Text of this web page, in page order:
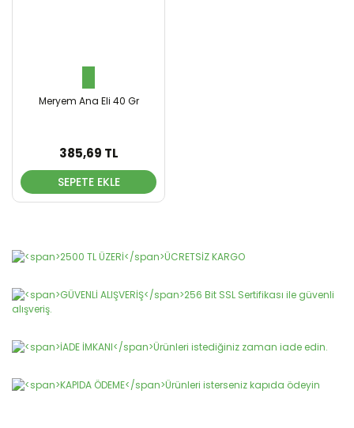
Meryem Ana Eli 40 Gr
385,69 TL
SEPETE EKLE